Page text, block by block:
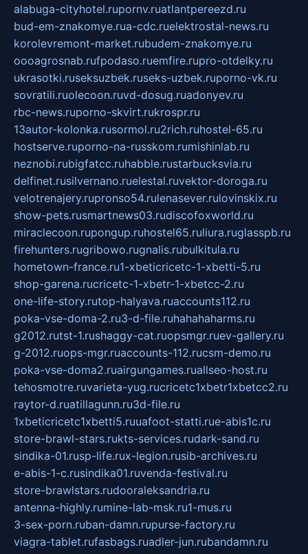
alabuga-cityhotel.rupornv.ruatlantpereezd.ru
bud-em-znakomye.rua-cdc.ruelektrostal-news.ru
korolevremont-market.rubudem-znakomye.ru
oooagrosnab.rufpodaso.ruemfire.rupro-otdelky.ru
ukrasotki.ruseksuzbek.ruseks-uzbek.ruporno-vk.ru
sovratili.ruolecoon.ruvd-dosug.ruadonyev.ru
rbc-news.ruporno-skvirt.rukrospr.ru
13autor-kolonka.rusormol.ru2rich.ruhostel-65.ru
hostserve.ruporno-na-russkom.rumishinlab.ru
neznobi.rubigfatcc.ruhabble.rustarbucksvia.ru
delfinet.rusilvernano.ruelestal.ruvektor-doroga.ru
velotrenajery.rupronso54.rulenasever.rulovinskix.ru
show-pets.rusmartnews03.rudiscofoxworld.ru
miraclecoon.rupongup.ruhostel65.ruliura.ruglasspb.ru
firehunters.rugribowo.rugnalis.rubulkitula.ru
hometown-france.ru1-xbeticricetc-1-xbetti-5.ru
shop-garena.rucricetc-1-xbetr-1-xbetcc-2.ru
one-life-story.rutop-halyava.ruaccounts112.ru
poka-vse-doma-2.ru3-d-file.ruhahahaharms.ru
g2012.rutst-1.rushaggy-cat.ruopsmgr.ruev-gallery.ru
g-2012.ruops-mgr.ruaccounts-112.rucsm-demo.ru
poka-vse-doma2.ruairgungames.ruallseo-host.ru
tehosmotre.ruvarieta-yug.rucricetc1xbetr1xbetcc2.ru
raytor-d.ruatillagunn.ru3d-file.ru
1xbeticricetc1xbetti5.ruuafoot-statti.rue-abis1c.ru
store-brawl-stars.rukts-services.rudark-sand.ru
sindika-01.rusp-life.rux-legion.rusib-archives.ru
e-abis-1-c.rusindika01.ruvenda-festival.ru
store-brawlstars.rudooraleksandria.ru
antenna-highly.rumine-lab-msk.ru1-mus.ru
3-sex-porn.ruban-damn.rupurse-factory.ru
viagra-tablet.rufasbags.ruadler-jun.rubandamn.ru